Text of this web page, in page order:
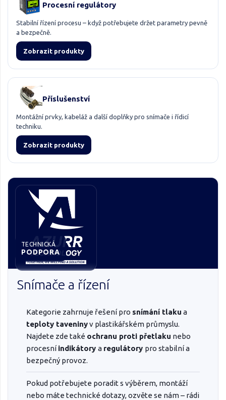
Procesní regulátory
Stabilní řízení procesu – když potřebujete držet parametry pevně
a bezpečně.
Zobrazit produkty
Příslušenství
Montážní prvky, kabeláž a další doplňky pro snímače i řídicí
techniku.
Zobrazit produkty
TECHNICKÁ
PODPORA
Snímače a řízení
Kategorie zahrnuje řešení pro snímání tlaku a
teploty taveninyv plastikářském průmyslu.
Najdete zde také ochranu proti přetlaku nebo
procesní indikátory a regulátory pro stabilní a
bezpečný provoz.
Pokud potřebujete poradit s výběrem, montáží
nebo máte technické dotazy, ozvěte se nám – rádi